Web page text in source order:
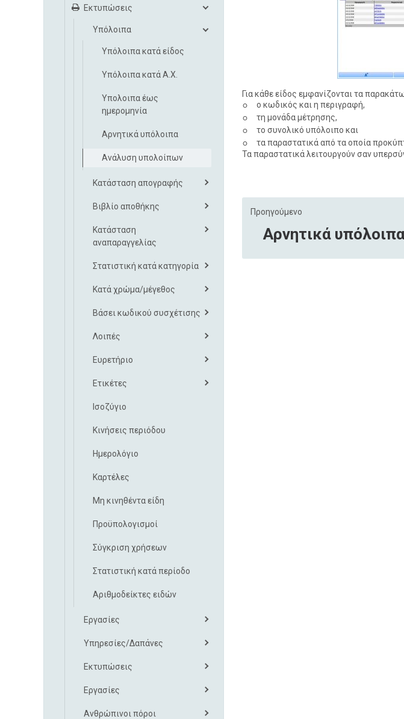
Για κάθε είδος εμφανίζονται τα
◦ ο κωδικός και η περιγραφή,
◦ τη μονάδα μέτρησης,
◦ το συνολικό υπόλοιπο και
◦
τα παραστατικά από τα οποία
Τα παραστατικά λειτουργούν σαν
Προηγούμενο
Αρνητικά
Εκτυπώσεις
Υπόλοιπα
Υπόλοιπα κατά είδος
Υπόλοιπα κατά Α.Χ.
Υπολοιπα έως
ημερομηνία
Αρνητικά υπόλοιπα
Ανάλυση υπολοίπων
Κατάσταση απογραφής
Βιβλίο αποθήκης
Κατάσταση
αναπαραγγελίας
Στατιστική κατά κατηγορία
Κατά χρώμα/μέγεθος
Βάσει κωδικού συσχέτισης
Λοιπές
Ευρετήριο
Ετικέτες
Ισοζύγιο
Κινήσεις περιόδου
Ημερολόγιο
Καρτέλες
Μη κινηθέντα είδη
Προϋπολογισμοί
Σύγκριση χρήσεων
Στατιστική κατά περίοδο
Αριθμοδείκτες ειδών
Εργασίες
Υπηρεσίες/Δαπάνες
Εκτυπώσεις
Εργασίες
Ανθρώπινοι πόροι